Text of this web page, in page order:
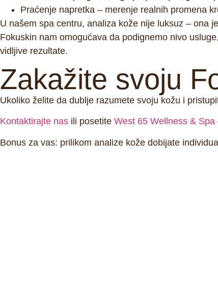
Praćenje napretka – merenje realnih promena
U našem spa centru, analiza kože nije luksuz – ona je
Fokuskin nam omogućava da podignemo nivo
vidljive rezultate.
Zakažite svoju
Ukoliko želite da dublje razumete svoju kožu i
Kontaktirajte nas ili posetite West 65 Wellness & Spa
Bonus za vas: prilikom analize kože dobijate